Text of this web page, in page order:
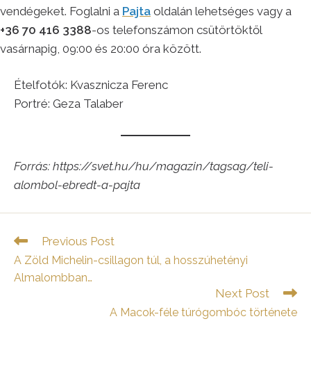
vendégeket. Foglalni a Pajta oldalán lehetséges vagy a
+36 70 416 3388-os telefonszámon csütörtöktől
vasárnapig, 09:00 és 20:00 óra között.
Ételfotók: Kvasznicza Ferenc
Portré: Geza Talaber
Forrás: https://svet.hu/hu/magazin/tagsag/teli-
alombol-ebredt-a-pajta
Read
articles
Previous Post
A Zöld Michelin-csillagon túl, a hosszúhetényi
Almalombban…
Next Post
A Macok-féle túrógombóc története